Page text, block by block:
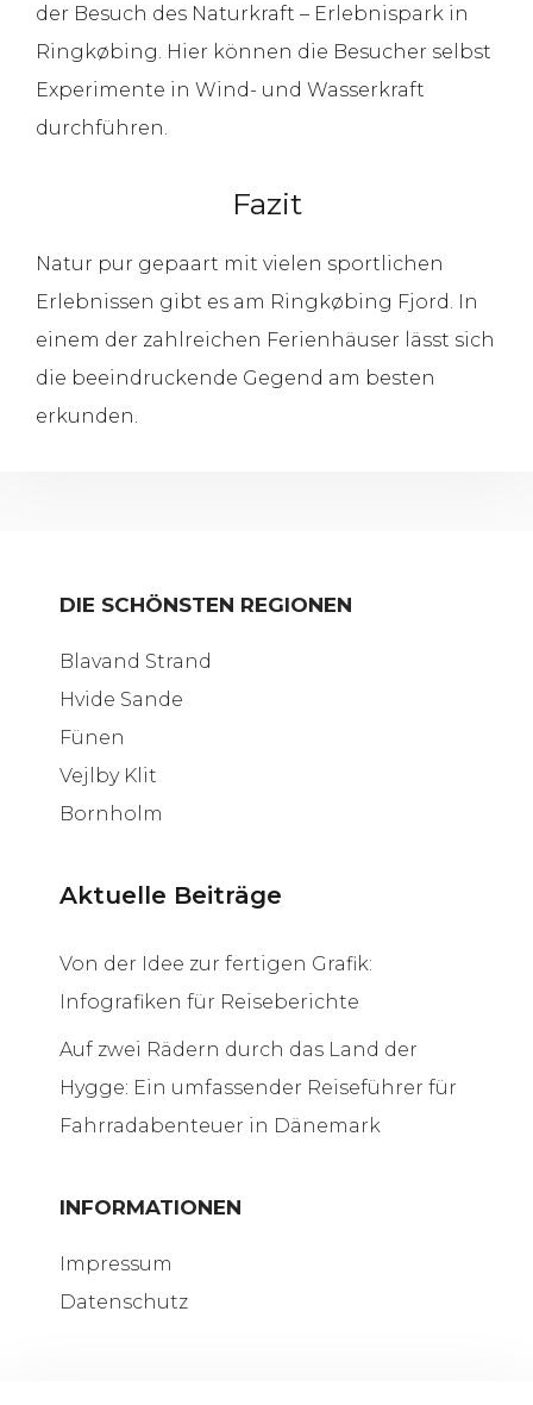
der Besuch des Naturkraft – Erlebnispark in
Ringkøbing. Hier können die Besucher selbst
Experimente in Wind- und Wasserkraft
durchführen.
Fazit
Natur pur gepaart mit vielen sportlichen
Erlebnissen gibt es am Ringkøbing Fjord. In
einem der zahlreichen Ferienhäuser lässt sich
die beeindruckende Gegend am besten
erkunden.
DIE SCHÖNSTEN REGIONEN
Blavand Strand
Hvide Sande
Fünen
Vejlby Klit
Bornholm
Aktuelle Beiträge
Von der Idee zur fertigen Grafik:
Infografiken für Reiseberichte
Auf zwei Rädern durch das Land der
Hygge: Ein umfassender Reiseführer für
Fahrradabenteuer in Dänemark
INFORMATIONEN
Impressum
Datenschutz